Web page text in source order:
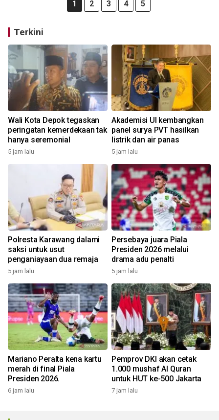
1 2 3 4 5
Terkini
Wali Kota Depok tegaskan
peringatan kemerdekaan tak
hanya seremonial
5 jam lalu
Akademisi UI kembangkan
panel surya PVT hasilkan
listrik dan air panas
5 jam lalu
Polresta Karawang dalami
saksi untuk usut
penganiayaan dua remaja
5 jam lalu
Persebaya juara Piala
Presiden 2026 melalui
drama adu penalti
5 jam lalu
Mariano Peralta kena kartu
merah di final Piala
Presiden 2026.
6 jam lalu
Pemprov DKI akan cetak
1.000 mushaf Al Quran
untuk HUT ke-500 Jakarta
7 jam lalu